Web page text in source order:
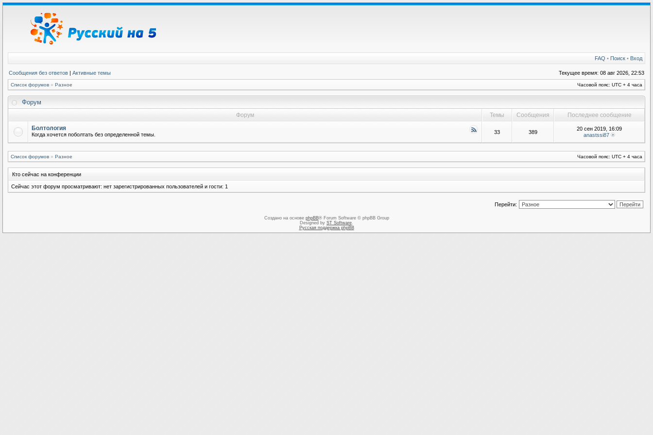
FAQ • Поиск • Вход
Сообщения без ответов | Активные темы Текущее время: 08 авг 2026, 22:53
Список форумов » Разное Часовой пояс: UTC + 4 часа
Форум
Форум Темы Сообщения
Последнее сообщение
Болтология
Когда хочется поболтать без определенной темы. 33 389
20 сен 2019, 16:09
anastssi87
Список форумов » Разное Часовой пояс: UTC + 4 часа
Кто сейчас на конференции
Сейчас этот форум просматривают: нет зарегистрированных пользователей и гости: 1
Перейти:
Создано на основе phpBB® Forum Software © phpBB Group
Designed by ST Software.
Русская поддержка phpBB